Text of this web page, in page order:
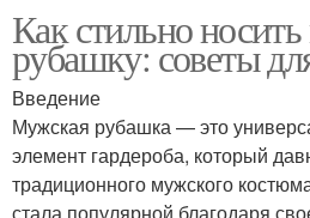
Как стильно
рубашку: советы
Введение
Мужская рубашка — это
элемент гардероба, который
традиционного мужского
стала популярной благодаря